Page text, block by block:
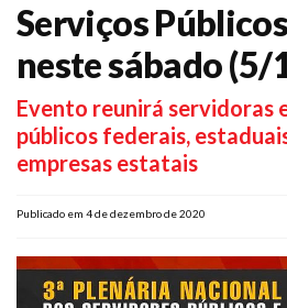
Serviços
neste sábado (5/
Evento reunirá servidoras
públicos federais,
empresas estatais
Publicado em 4 de dezembro de 2020
Agenda
Casa do Alto
Sede Campestre
Nossos Convênios
Gympass Wellhub
Assistência Funeral
Pós-graduação